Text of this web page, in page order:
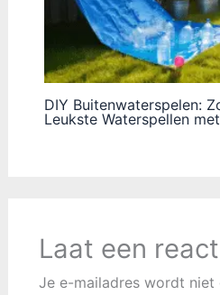
DIY Buitenwaterspelen:
Leukste Waterspellen
Laat een
Je e-mailadres wordt niet